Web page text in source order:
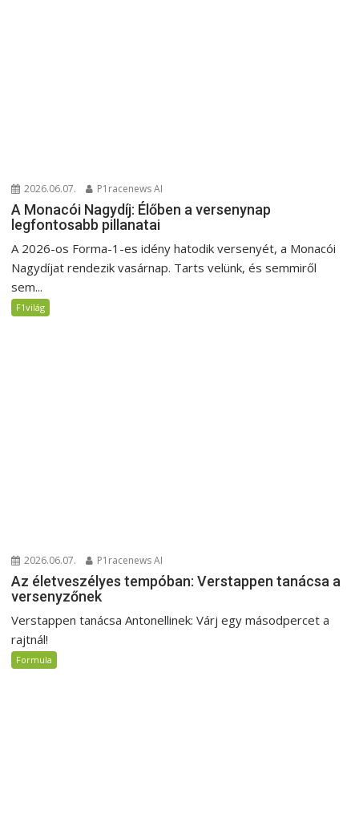
2026.06.07. P1racenews AI
A Monacói Nagydíj: Élőben a versenynap
legfontosabb pillanatai
A 2026-os Forma-1-es idény hatodik versenyét, a Monacói
Nagydíjat rendezik vasárnap. Tarts velünk, és semmiről
sem...
F1világ
2026.06.07. P1racenews AI
Az életveszélyes tempóban: Verstappen tanácsa a
versenyzőnek
Verstappen tanácsa Antonellinek: Várj egy másodpercet a
rajtnál!
Formula